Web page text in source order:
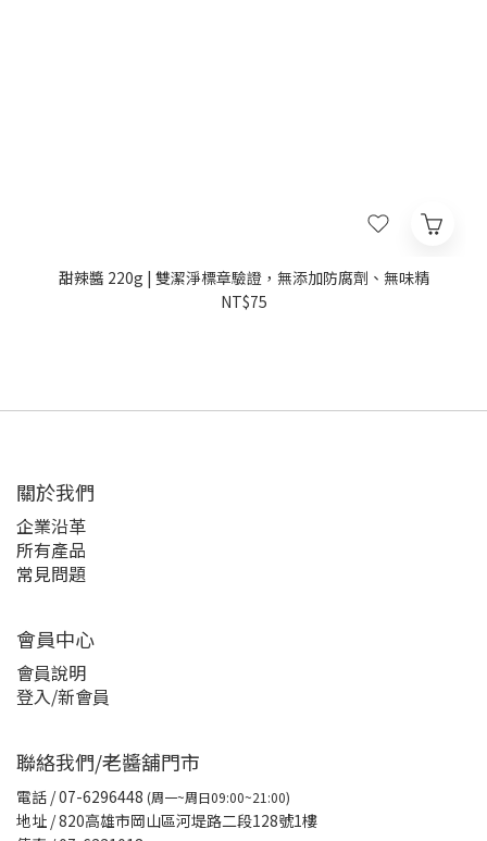
甜辣醬 220g | 雙潔淨標章驗證，無添加防腐劑、無味精
NT$75
關於我們
企業沿革
所有產品
常見問題
會員中心
會員說明
登入/新會員
聯絡我們/老醬舖門市
電話 / 07-6296448 (周一~周日09:00~21:00)
地址 / 820高雄市岡山區河堤路二段128號1樓